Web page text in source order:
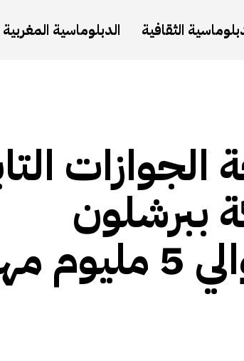
الثقافية
الدبلوماسية المغربية
ببرشلون
ومعاناة لا نهاية لها لـ